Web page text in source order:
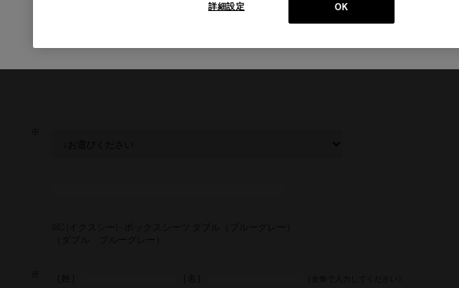
個人情報の取扱いに同意するしてフォームの入力に進む
OK
詳細設定